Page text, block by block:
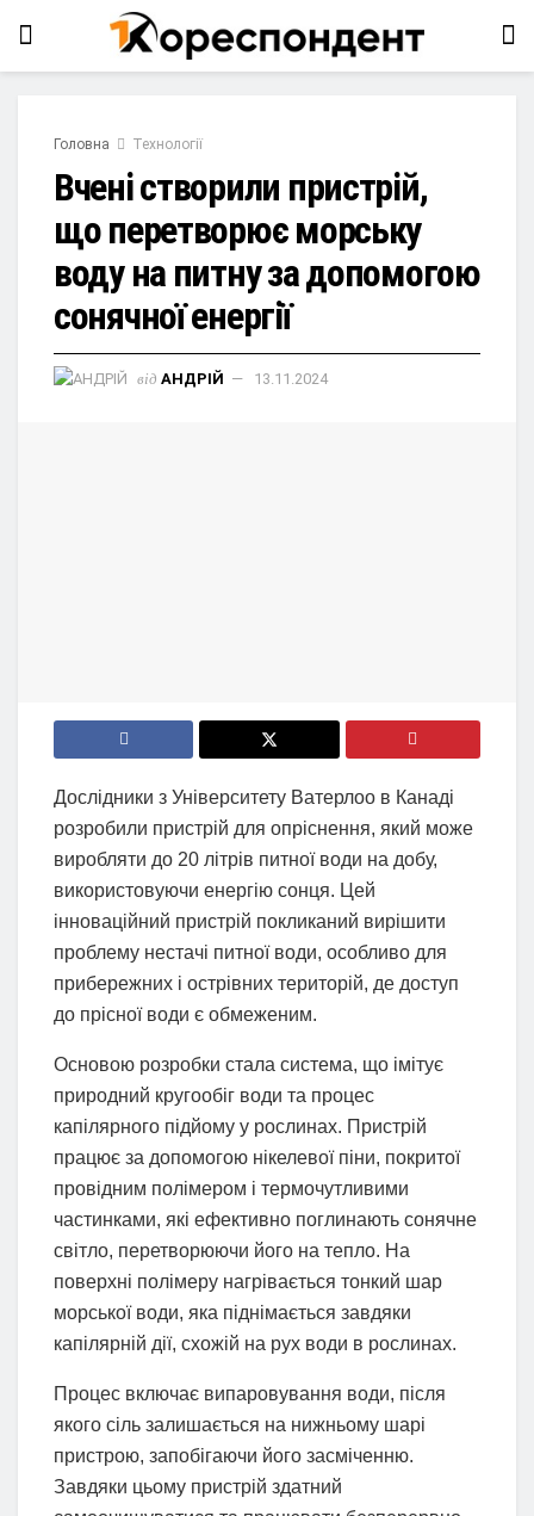
Головна Технології
Вчені створили пристрій,
що перетворює морську
воду на питну за допомогою
сонячної енергії
від АНДРІЙ 13.11.2024
Дослідники з Університету Ватерлоо в Канаді
розробили пристрій для опріснення, який може
виробляти до 20 літрів питної води на добу,
використовуючи енергію сонця. Цей
інноваційний пристрій покликаний вирішити
проблему нестачі питної води, особливо для
прибережних і острівних територій, де доступ
до прісної води є обмеженим.
Основою розробки стала система, що імітує
природний кругообіг води та процес
капілярного підйому у рослинах. Пристрій
працює за допомогою нікелевої піни, покритої
провідним полімером і термочутливими
частинками, які ефективно поглинають сонячне
світло, перетворюючи його на тепло. На
поверхні полімеру нагрівається тонкий шар
морської води, яка піднімається завдяки
капілярній дії, схожій на рух води в рослинах.
Процес включає випаровування води, після
якого сіль залишається на нижньому шарі
пристрою, запобігаючи його засміченню.
Завдяки цьому пристрій здатний